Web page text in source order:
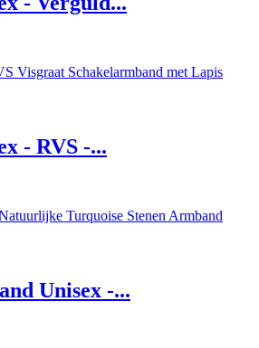
- RVS -...
Unisex -...